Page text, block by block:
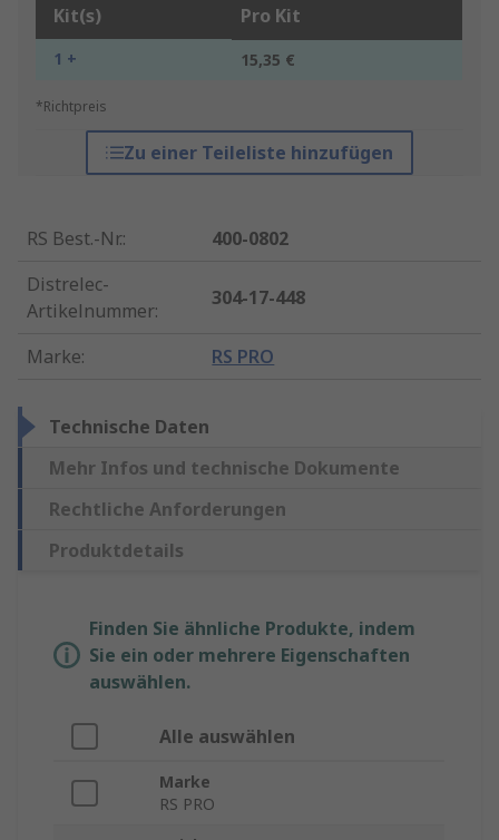
Kit(s) Pro Kit
1 + 15,35 €
*Richtpreis
Zu einer Teileliste hinzufügen
RS Best.-Nr.:
400-0802
Distrelec-
Artikelnummer:
304-17-448
Marke: RS PRO
Technische Daten
Mehr Infos und technische Dokumente
Rechtliche Anforderungen
Produktdetails
Finden Sie ähnliche Produkte, indem
Sie ein oder mehrere Eigenschaften
auswählen.
Alle auswählen
Marke
RS PRO